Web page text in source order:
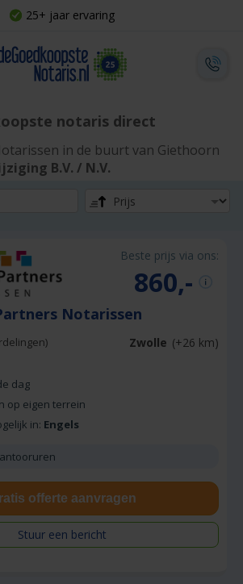
25+ jaar ervaring
notaris direct
in de buurt van Giethoorn
B.V. / N.V.
Beste prijs via ons:
860,-
Notarissen
Zwolle (+26 km)
dag
op eigen terrein
in: Engels
offerte aanvragen
Stuur een bericht